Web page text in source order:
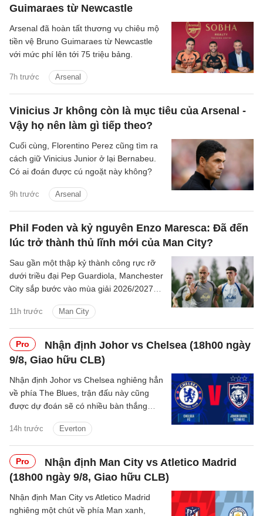
Guimaraes từ Newcastle
7h trước Arsenal
Arsenal đã hoàn tất thương vụ chiêu mộ
tiền vệ Bruno Guimaraes từ Newcastle
với mức phí lên tới 75 triệu bảng.
Vinicius Jr không còn là mục tiêu của Arsenal -
Vậy họ nên làm gì tiếp theo?
9h trước Arsenal
Cuối cùng, Florentino Perez cũng tìm ra
cách giữ Vinicius Junior ở lại Bernabeu.
Có ai đoán được cú ngoặt này không?
Phil Foden và kỷ nguyên Enzo Maresca: Đã đến
lúc trở thành thủ lĩnh mới của Man City?
11h trước Man City
Sau gần một thập kỷ thành công rực rỡ
dưới triều đại Pep Guardiola, Manchester
City sắp bước vào mùa giải 2026/2027
trên băng ghế chỉ đạo.
Pro
Nhận định Johor vs Chelsea (18h00 ngày
9/8, Giao hữu CLB)
14h trước Everton
Nhận định Johor vs Chelsea nghiêng hẳn
về phía The Blues, trận đấu này cũng
được dự đoán sẽ có nhiều bàn thắng
Pro
Nhận định Man City vs Atletico Madrid
(18h00 ngày 9/8, Giao hữu CLB)
Nhận định Man City vs Atletico Madrid
nghiêng một chút về phía Man xanh,